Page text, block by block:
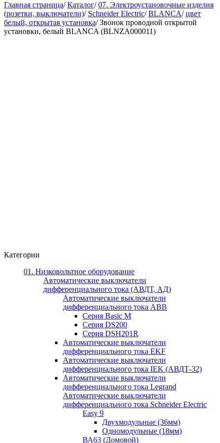
Главная страница/ Каталог/ 07. Электроустановочные изделия
(розетки, выключатели)/ Schneider Electric/ BLANCA/ цвет
белый, открытая установка/ Звонок проводной открытой
установки, белый BLANCA (BLNZA000011)
Категории
01. Низковольтное оборудование
Автоматические выключатели
дифференциального тока (АВДТ, АД)
Автоматические выключатели
дифференциального тока ABB
Серия Basic M
Серия DS200
Серия DSH201R
Автоматические выключатели
дифференциального тока EKF
Автоматические выключатели
дифференциального тока IEK (АВДТ-32)
Автоматические выключатели
дифференциального тока Legrand
Автоматические выключатели
дифференциального тока Schneider Electric
Easy 9
Двухмодульные (36мм)
Одномодульные (18мм)
ВА63 (Домовой)